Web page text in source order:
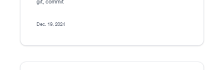
Dec. 19, 2024